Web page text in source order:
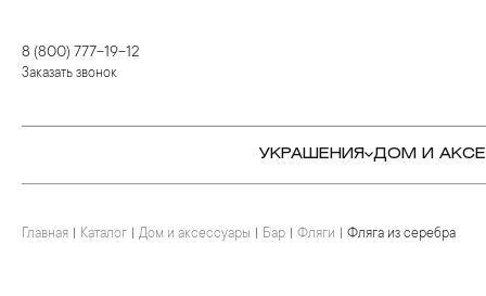
8 (800) 777-19-12
Заказать звонок
УКРАШЕНИЯ
КОЛЬЦА
ДОМ И
СТОЛОВЫЕ ПРИБОРЫ
КОЛЬЦА
Главная Каталог Дом и аксессуары Бар Фляги Фляга из серебра